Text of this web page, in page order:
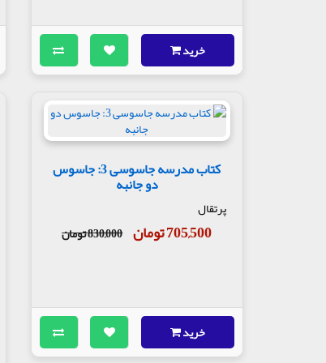
خرید
کتاب مدرسه جاسوسی 3: جاسوس
دو جانبه
پرتقال
705,500 تومان 830,000 تومان
خرید